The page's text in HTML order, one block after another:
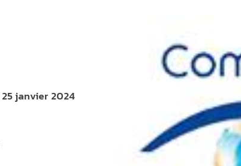
25 janvier 2024